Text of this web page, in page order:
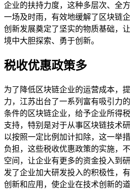
企业的扶持力度，这种多层次、全
一场及时雨，有效地缓解了区块链
创新发展奠定了坚实的物质基础，
境中大胆探索、勇于创新。
税收优惠政策多
为了降低区块链企业的运营成本，
力，江苏出台了一系列富有吸引力
条件的区块链企业，给予企业所得
支持，特别是对于从事区块链技术
以按照一定比例加计扣除，这一举
负担，这些税收优惠政策的实施，
空间，让企业有更多的资金投入到
发了企业加大研发投入的积极性，
创新和应用，使企业在技术创新的